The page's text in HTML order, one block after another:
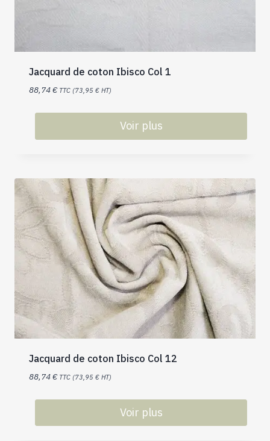
Jacquard de coton Ibisco Col 1
88,74€ TTC (73,95 € HT)
Voir plus
Jacquard de coton Ibisco Col 12
88,74€ TTC (73,95 € HT)
Voir plus